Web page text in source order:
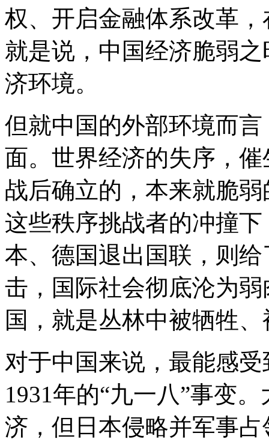
权、开启金融体系改革
就是说，中国经济脆弱
济环境。
但就中国的外部环境而
面。世界经济的失序，
战后确立的，本来就脆
这些秩序挑战者的冲撞
本、德国退出国联，则
击，国际社会彻底沦为
国，就是丛林中被牺牲
对于中国来说，最能感
1931年的“九一八”事变
济，但日本侵略并军事